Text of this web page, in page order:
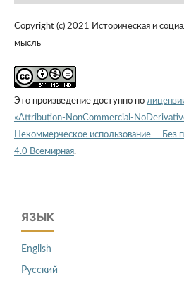
Copyright (c) 2021 Историческая и
мысль
Это произведение доступно по
«Attribution-NonCommercial-
Некоммерческое использование — Без
4.0 Всемирная.
ЯЗЫК
English
Русский